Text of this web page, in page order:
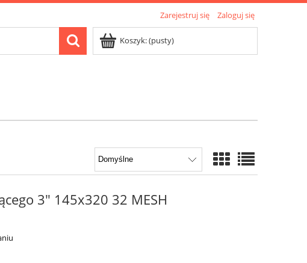
Zarejestruj się Zaloguj się
Koszyk:(pusty)
3" 145x320 32 MESH